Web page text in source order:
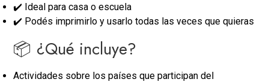
✔️ Ideal para casa o escuela
✔️ Podés imprimirlo y usarlo todas las veces que quieras
📦 ¿Qué incluye?
Actividades sobre los países que participan del